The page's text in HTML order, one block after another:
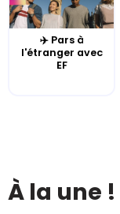
✈️ Pars à
l'étranger avec
EF
À la une !